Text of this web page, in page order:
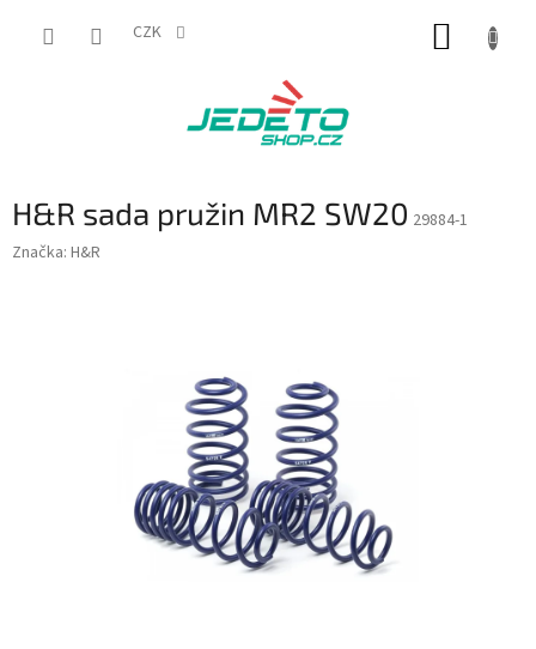
CZK
H&R sada pružin MR2 SW20 29884-1
Značka: H&R